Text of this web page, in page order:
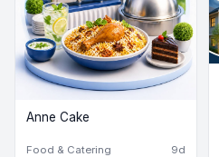
Anne Cake
Food & Catering 9d